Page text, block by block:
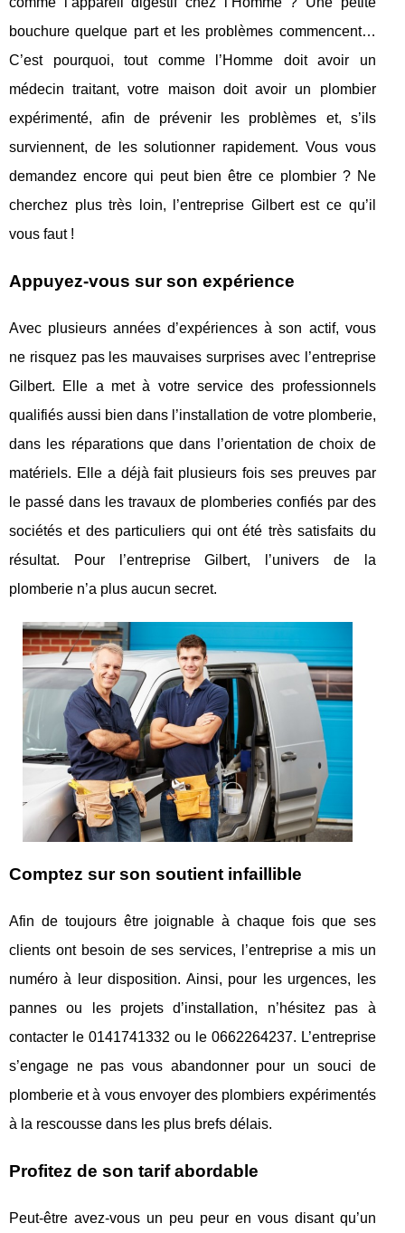
bouchure quelque part et les problèmes commencent…
C’est pourquoi, tout comme l’Homme doit avoir un
médecin traitant, votre maison doit avoir un plombier
expérimenté, afin de prévenir les problèmes et, s’ils
surviennent, de les solutionner rapidement. Vous vous
demandez encore qui peut bien être ce plombier ? Ne
cherchez plus très loin, l’entreprise Gilbert est ce qu’il
vous faut !
Appuyez-vous sur son expérience
Avec plusieurs années d’expériences à son actif, vous
ne risquez pas les mauvaises surprises avec l’entreprise
Gilbert. Elle a met à votre service des professionnels
qualifiés aussi bien dans l’installation de votre plomberie,
dans les réparations que dans l’orientation de choix de
matériels. Elle a déjà fait plusieurs fois ses preuves par
le passé dans les travaux de plomberies confiés par des
sociétés et des particuliers qui ont été très satisfaits du
résultat. Pour l’entreprise Gilbert, l’univers de la
plomberie n’a plus aucun secret.
Comptez sur son soutient infaillible
Afin de toujours être joignable à chaque fois que ses
clients ont besoin de ses services, l’entreprise a mis un
numéro à leur disposition. Ainsi, pour les urgences, les
pannes ou les projets d’installation, n’hésitez pas à
contacter le 0141741332 ou le 0662264237. L’entreprise
s’engage ne pas vous abandonner pour un souci de
plomberie et à vous envoyer des plombiers expérimentés
à la rescousse dans les plus brefs délais.
Profitez de son tarif abordable
Peut-être avez-vous un peu peur en vous disant qu’un